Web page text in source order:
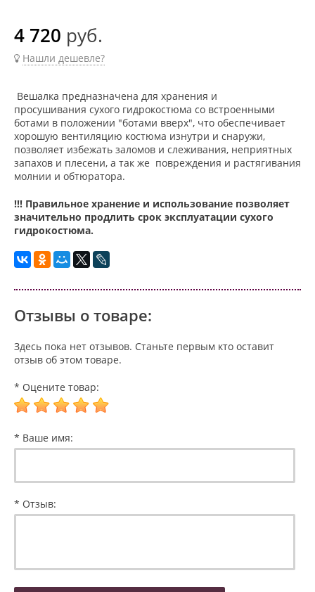
4 720 руб.
Нашли дешевле?
Вешалка предназначена для хранения и
просушивания сухого гидрокостюма со встроенными
ботами в положении "ботами вверх", что обеспечивает
хорошую вентиляцию костюма изнутри и снаружи,
позволяет избежать заломов и слеживания, неприятных
запахов и плесени, а так же повреждения и растягивания
молнии и обтюратора.
!!! Правильное хранение и использование позволяет
значительно продлить срок эксплуатации сухого
гидрокостюма.
Отзывы о товаре:
Здесь пока нет отзывов. Станьте первым кто оставит
отзыв об этом товаре.
* Оцените товар:
* Ваше имя:
* Отзыв: